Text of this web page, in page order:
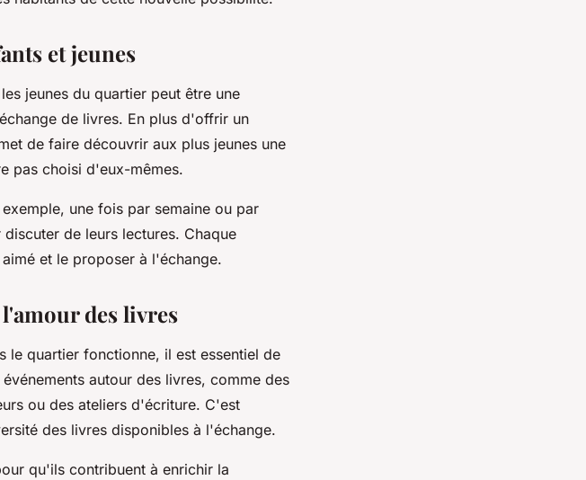
et jeunes
jeunes du quartier peut être une
de livres. En plus d'offrir un
de faire découvrir aux plus jeunes une
pas choisi d'eux-mêmes.
une fois par semaine ou par
de leurs lectures. Chaque
et le proposer à l'échange.
des livres
le quartier fonctionne, il est essentiel de
autour des livres, comme des
ou des ateliers d'écriture. C'est
des livres disponibles à l'échange.
qu'ils contribuent à enrichir la